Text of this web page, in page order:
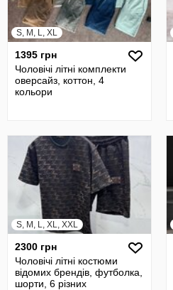
S, M, L, XL
1395 грн
Чоловічі літні комплекти
оверсайз, коттон, 4
кольори
S, M, L, XL, XXL
2300 грн
Чоловічі літні костюми
відомих брендів, футболка,
шорти, 6 різних